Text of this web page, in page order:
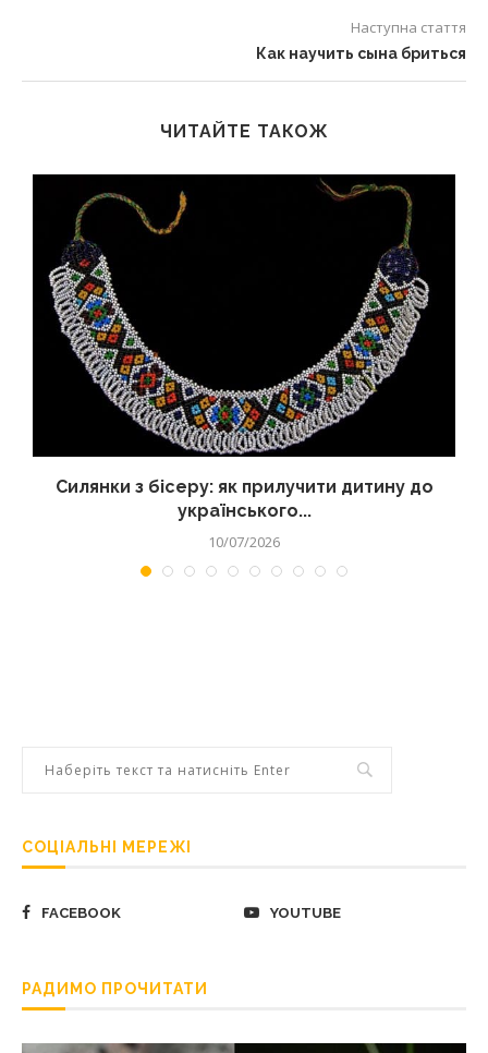
Наступна стаття
Как научить сына бриться
ЧИТАЙТЕ ТАКОЖ
Силянки з бісеру: як прилучити дитину до
українського...
10/07/2026
СОЦІАЛЬНІ МЕРЕЖІ
FACEBOOK YOUTUBE
РАДИМО ПРОЧИТАТИ